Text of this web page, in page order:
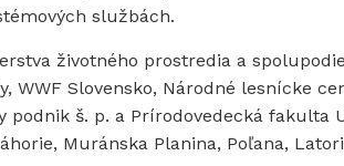
službách.
životného prostredia a
WWF Slovensko, Národné lesnícke
podnik š. p. a Prírodovedecká fakulta
Muránska Planina, Poľana,